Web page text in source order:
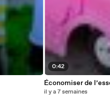
0:42
Économiser de
il y a 7 semaines